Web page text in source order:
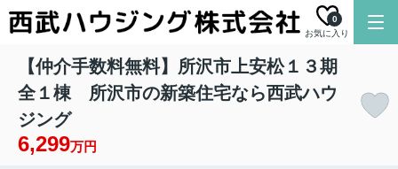
お気に入り
0
【仲介手数料無料】所沢市上安松１３期
全１棟 所沢市の新築住宅なら西武ハウ
ジング
6,299万円